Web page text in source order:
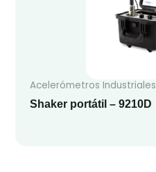
Acelerómetros Industriales
Shaker portátil – 9210D